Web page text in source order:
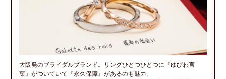
大阪発のブライダルブランド。リングひとつひとつに『ゆびわ言
葉』がついていて『永久保障』があるのも魅力。